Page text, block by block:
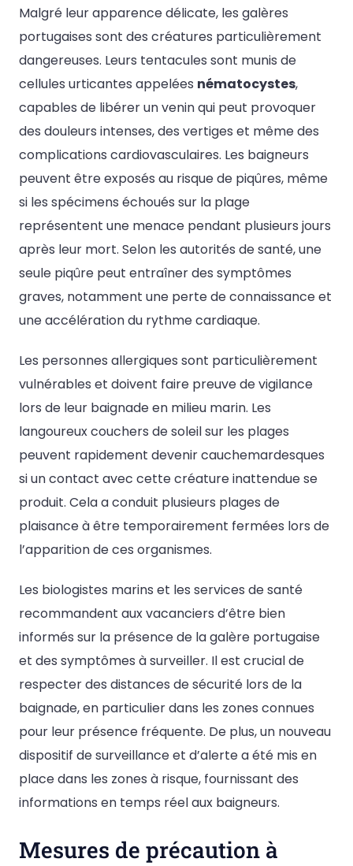
Malgré leur apparence délicate, les galères
portugaises sont des créatures particulièrement
dangereuses. Leurs tentacules sont munis de
cellules urticantes appelées nématocystes,
capables de libérer un venin qui peut provoquer
des douleurs intenses, des vertiges et même des
complications cardiovasculaires. Les baigneurs
peuvent être exposés au risque de piqûres, même
si les spécimens échoués sur la plage
représentent une menace pendant plusieurs jours
après leur mort. Selon les autorités de santé, une
seule piqûre peut entraîner des symptômes
graves, notamment une perte de connaissance et
une accélération du rythme cardiaque.
Les personnes allergiques sont particulièrement
vulnérables et doivent faire preuve de vigilance
lors de leur baignade en milieu marin. Les
langoureux couchers de soleil sur les plages
peuvent rapidement devenir cauchemardesques
si un contact avec cette créature inattendue se
produit. Cela a conduit plusieurs plages de
plaisance à être temporairement fermées lors de
l’apparition de ces organismes.
Les biologistes marins et les services de santé
recommandent aux vacanciers d’être bien
informés sur la présence de la galère portugaise
et des symptômes à surveiller. Il est crucial de
respecter des distances de sécurité lors de la
baignade, en particulier dans les zones connues
pour leur présence fréquente. De plus, un nouveau
dispositif de surveillance et d’alerte a été mis en
place dans les zones à risque, fournissant des
informations en temps réel aux baigneurs.
Mesures de précaution à